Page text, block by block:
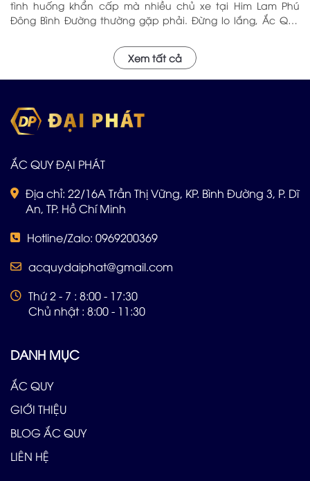
tình huống khẩn cấp mà nhiều chủ xe tại Him Lam Phú
Đông Bình Đường thường gặp phải. Đừng lo lắng, Ắc Quy
tôi tự hào là địa chỉ đáng tin cậy cung cấp Ắc Quy Tại Him
Lam Phú Đông Bình Đường với chất lượng hàng đầu và dịch
vụ chuyên nghiệp sẽ phục vụ Quý khách tận nơi. Hãy Alo
Xem tất cả
ẮC QUY ĐẠI PHÁT
Địa chỉ: 22/16A Trần Thị Vững, KP. Bình Đường 3, P. Dĩ
An, TP. Hồ Chí Minh
Hotline/Zalo: 0969200369
acquydaiphat@gmail.com
Thứ 2 - 7 : 8:00 - 17:30
Chủ nhật : 8:00 - 11:30
DANH MỤC
ẮC QUY
GIỚI THIỆU
BLOG ẮC QUY
LIÊN HỆ